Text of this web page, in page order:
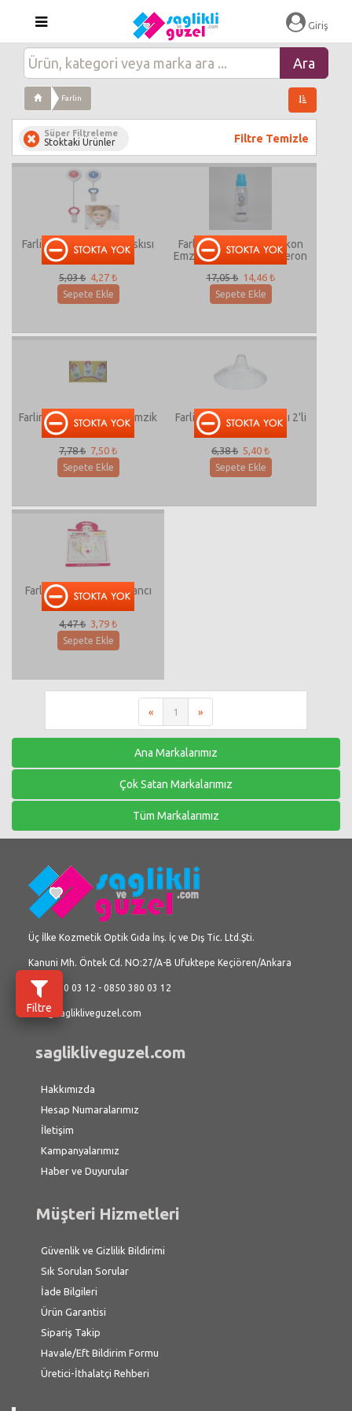
Giriş
Farlin
Süper Filtreleme
Stoktaki Ürünler Filtre Temizle
Farlin Stretchy Emzik Askısı
5,03 ₺ 4,27 ₺
Sepete Ekle
Farlin Çift Korumalı Silikon
Emzik Polikarbonat Biberon
250 Cc
17,05 ₺ 14,46 ₺
Sepete Ekle
Farlin Stretchy Yalancı Emzik
7,78 ₺ 7,50 ₺
Sepete Ekle
Farlin Gögüs Ucu Başlığı 2'li
6,38 ₺ 5,40 ₺
Sepete Ekle
Farlin Color-Shield Yalancı
Emzik
4,47 ₺ 3,79 ₺
Sepete Ekle
« 1 »
Filtre
Ana Markalarımız
Çok Satan Markalarımız
Tüm Markalarımız
Üç İlke Kozmetik Optik Gıda İnş. İç ve Dış Tic. Ltd.Şti.
Kanuni Mh. Öntek Cd. NO:27/A-B Ufuktepe Keçiören/Ankara
0312 380 03 12 - 0850 380 03 12
info@saglikliveguzel.com
saglikliveguzel.com
Hakkımızda
Hesap Numaralarımız
İletişim
Kampanyalarımız
Haber ve Duyurular
Müşteri Hizmetleri
Güvenlik ve Gizlilik Bildirimi
Sık Sorulan Sorular
İade Bilgileri
Ürün Garantisi
Sipariş Takip
Havale/Eft Bildirim Formu
Üretici-İthalatçi Rehberi